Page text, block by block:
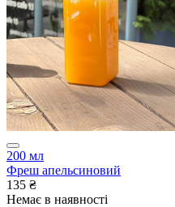
200 мл
Фреш апельсиновий
135 ₴
Немає в наявності